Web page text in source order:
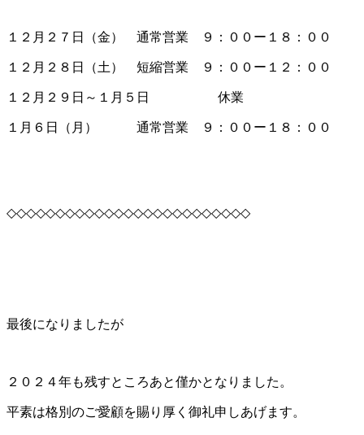
１２月２７日（金） 通常営業 ９：００ー１８：００
１２月２８日（土） 短縮営業 ９：００ー１２：００
１２月２９日～１月５日 休業
１月６日（月） 通常営業 ９：００ー１８：００
◇◇◇◇◇◇◇◇◇◇◇◇◇◇◇◇◇◇◇◇◇◇◇◇◇
最後になりましたが
２０２４年も残すところあと僅かとなりました。
平素は格別のご愛顧を賜り厚く御礼申しあげます。